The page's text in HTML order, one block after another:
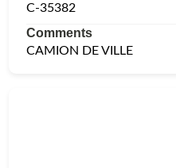
C-35382
Comments
CAMION DE VILLE